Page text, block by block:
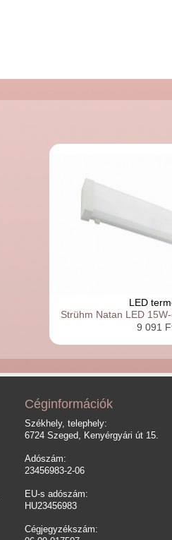
LED
Strühm Natan LED
9 091
Céginformációk
Székhely, telephely:
6724 Szeged, Kenyérgyári út 15.
Adószám:
23456983-2-06
EU-s adószám:
HU23456983
Cégjegyzékszám: